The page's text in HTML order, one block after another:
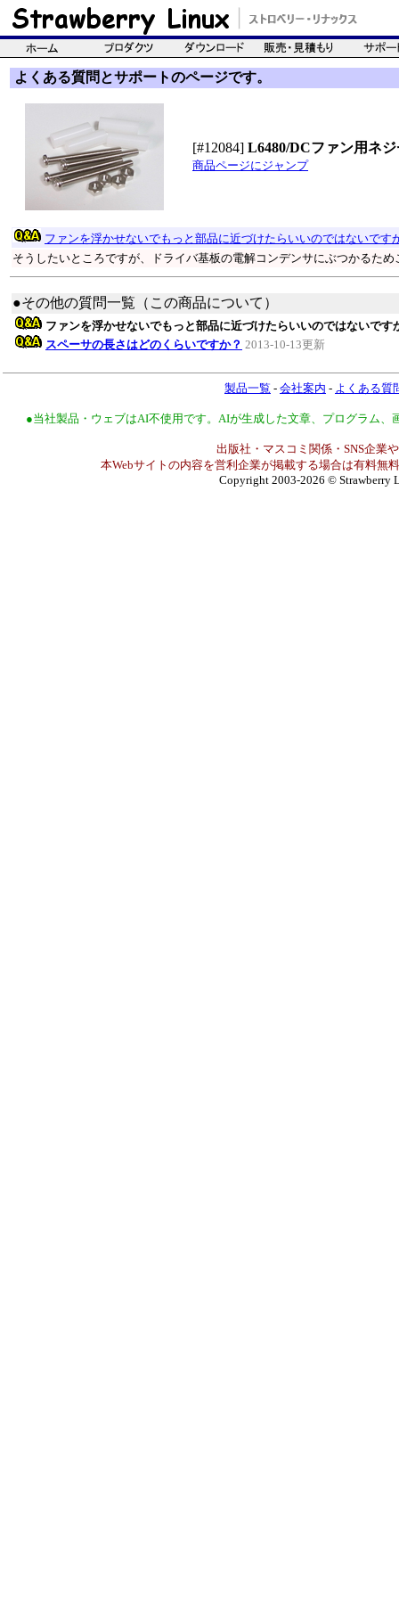
よくある質問とサポートのページです。
[#12084] L6480/DCファン用ネ
商品ページにジャンプ
ファンを浮かせないでもっと部品に近づけたらいいのではないです
そうしたいところですが、ドライバ基板の電解コンデンサにぶつかるため
●その他の質問一覧（この商品について）
ファンを浮かせないでもっと部品に近づけたらいいのではないです
スペーサの長さはどのくらいですか？ 2013-10-13更新
製品一覧 - 会社案内 - よくある質
●当社製品・ウェブはAI不使用です。AIが生成した文章、プログラム
出版社・マスコミ関係・SNS企業
本Webサイトの内容を営利企業が掲載する場合は有料無
Copyright 2003-2026 © Strawberry